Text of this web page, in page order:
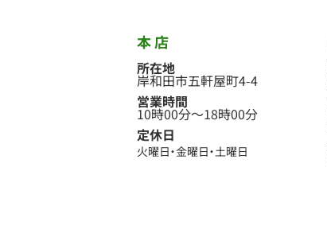
本店
所在地
岸和田市五軒屋町4-4
営業時間
10時00分〜18時00分
定休日
火曜日 金曜日 土曜日